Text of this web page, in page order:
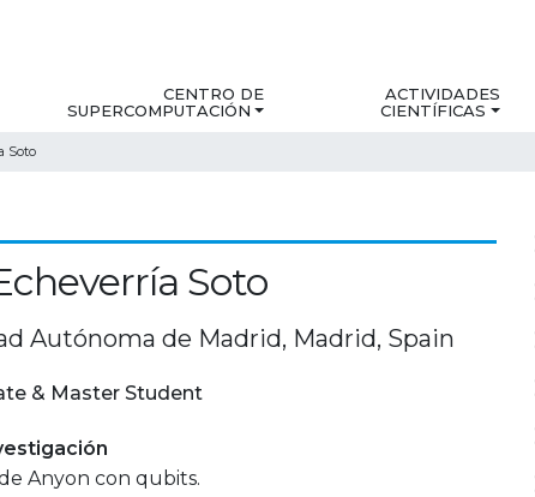
CENTRO DE
SUPERCOMPUTACIÓN
ACTIVIDADES
CIENTÍFICAS
Soto
Soto
Autónoma de Madrid, Madrid, Spain
& Master Student
Anyon con qubits.